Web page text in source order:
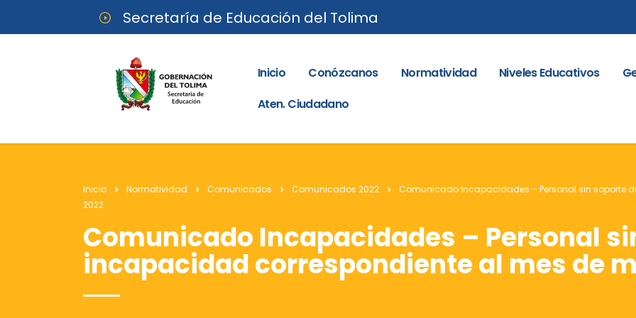
Secretaría de Educación del Tolima
Inicio Conózcanos Normatividad Niveles Educativos
Aten. Ciudadano
Inicio Normatividad Comunicados Comunicados 2022
Comunicado Incapacidades – Personal sin soporte
2022
Comunicado Incapacidades – Personal
incapacidad correspondiente al mes de